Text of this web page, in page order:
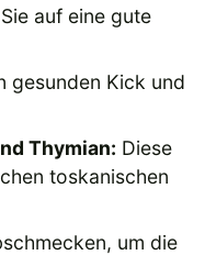
auf eine gute
gesunden Kick und
Thymian: Diese
toskanischen
um die